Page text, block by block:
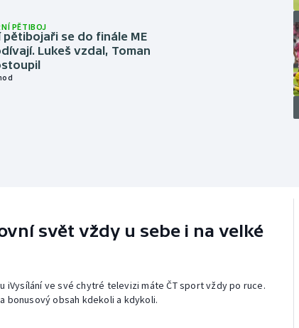
PĚTIBOJ
pětibojaři se do finále ME
Lukeš vzdal, Toman
svět vždy u sebe i na velké
iVysílání ve své chytré televizi máte ČT sport vždy po ruce.
bonusový obsah kdekoli a kdykoli.